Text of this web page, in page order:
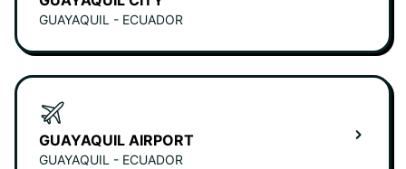
GUAYAQUIL - ECUADOR
GUAYAQUIL AIRPORT
GUAYAQUIL - ECUADOR